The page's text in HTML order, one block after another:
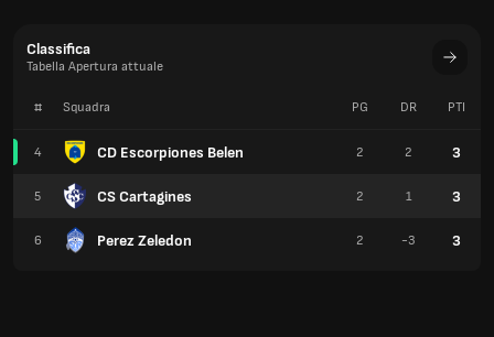
Classifica
Tabella Apertura attuale
# Squadra
4 CD Escorpiones Belen
5 CS Cartagines
6 Perez Zeledon
PG DR PTI
2 2 3
2 1 3
2 -3 3